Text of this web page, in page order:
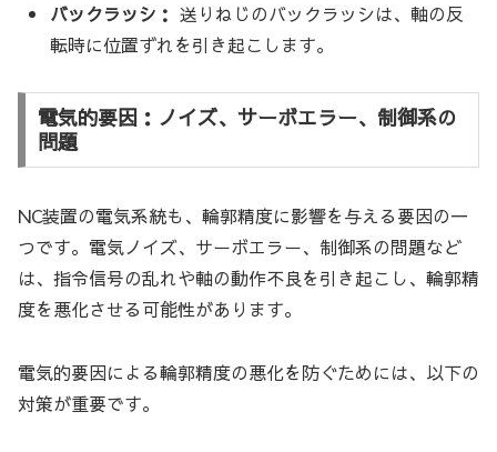
バックラッシ： 送りねじのバックラッシは、軸の反
転時に位置ずれを引き起こします。
電気的要因：ノイズ、サーボエラー、制御系の
問題
NC装置の電気系統も、輪郭精度に影響を与える要因の一
つです。電気ノイズ、サーボエラー、制御系の問題など
は、指令信号の乱れや軸の動作不良を引き起こし、輪郭精
度を悪化させる可能性があります。
電気的要因による輪郭精度の悪化を防ぐためには、以下の
対策が重要です。